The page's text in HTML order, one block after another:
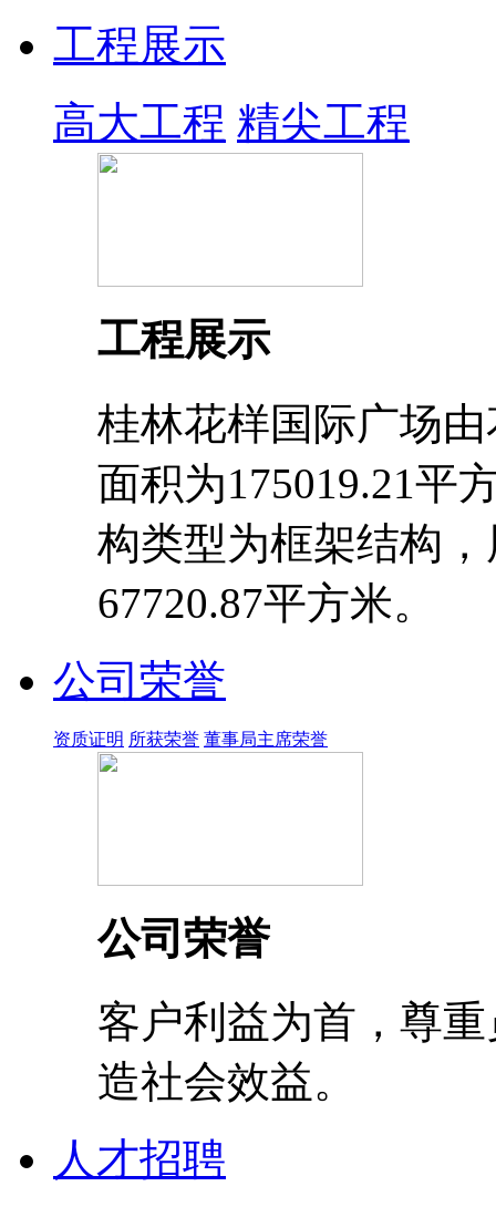
工程展示
高大工程 精尖工程
工程展示
桂林花样国际广场
面积为175019.21平
构类型为框架结构
67720.87平方米。
公司荣誉
资质证明 所获荣誉 董事局主席荣誉
公司荣誉
客户利益为首，尊
造社会效益。
人才招聘